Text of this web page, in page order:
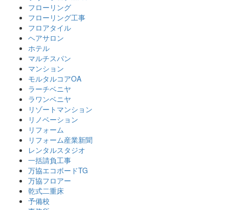
フローリング
フローリング工事
フロアタイル
ヘアサロン
ホテル
マルチスパン
マンション
モルタルコアOA
ラーチベニヤ
ラワンベニヤ
リゾートマンション
リノベーション
リフォーム
リフォーム産業新聞
レンタルスタジオ
一括請負工事
万協エコボードTG
万協フロアー
乾式二重床
予備校